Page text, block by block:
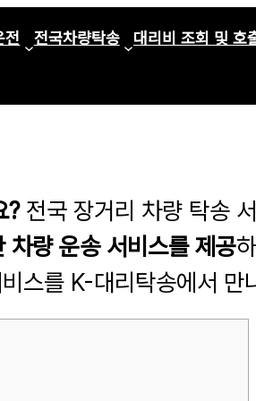
전 전국차량탁송 대리비 조회 및 호
?전국 장거리 차량 탁송
차량 운송 서비스를 제공
스를 K-대리탁송에서 만